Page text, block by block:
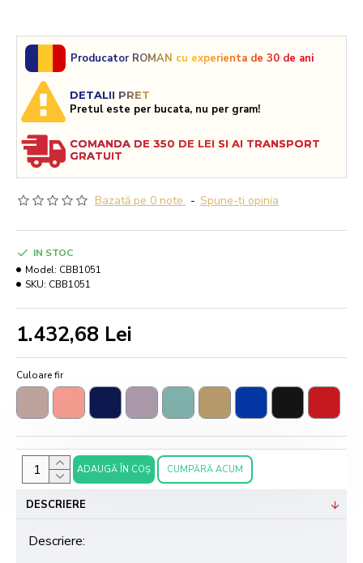
Producator ROMAN cu experienta de 30 de ani
DETALII PRET
Pretul este per bucata, nu per gram!
COMANDA DE 350 DE LEI SI AI TRANSPORT
GRATUIT
Bazată pe 0 note. - Spune-ţi opinia
1.432,68 Lei
IN STOC
Model: CBB1051
SKU: CBB1051
Culoare fir
ADAUGĂ ÎN COŞ CUMPĂRĂ ACUM
DESCRIERE
Descriere: